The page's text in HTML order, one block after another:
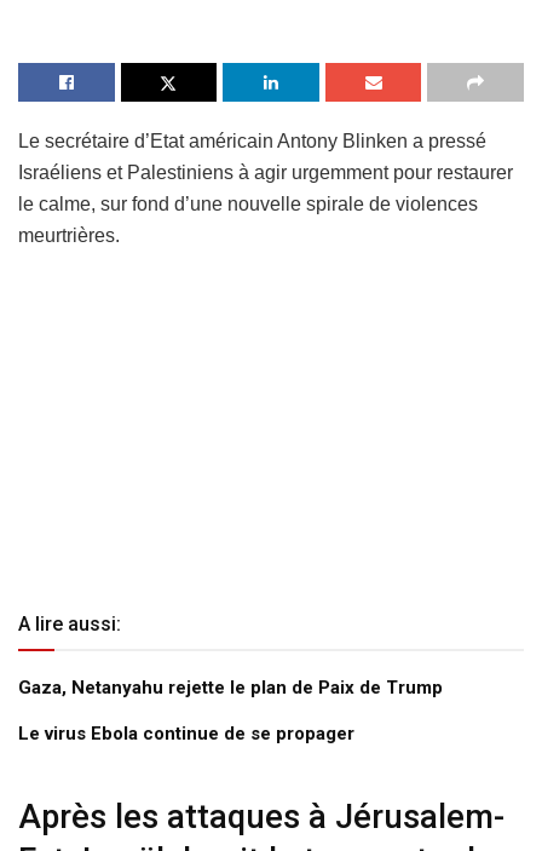
Le secrétaire d’Etat américain Antony Blinken a pressé
Israéliens et Palestiniens à agir urgemment pour restaurer
le calme, sur fond d’une nouvelle spirale de violences
meurtrières.
A lire aussi:
Gaza, Netanyahu rejette le plan de Paix de Trump
Le virus Ebola continue de se propager
Après les attaques à Jérusalem-